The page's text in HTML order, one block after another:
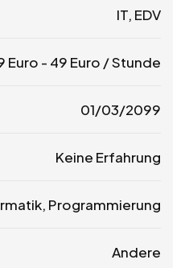
IT, EDV
Euro - 49 Euro / Stunde
01/03/2099
Keine Erfahrung
Programmierung
Andere